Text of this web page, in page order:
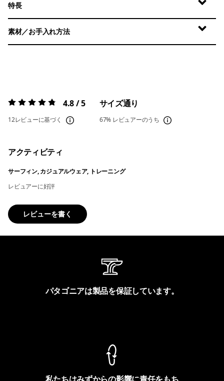
特長
素材／お手入れ方法
評価:4.8 / 5 4.8 / 5
12レビューに基づく
サイズ通り
67% レビュアーのうち
アクティビティ
サーフィン, カジュアルウェア, トレーニング
レビュアーに好評
レビューを書く
パタゴニアは製品を保証しています。